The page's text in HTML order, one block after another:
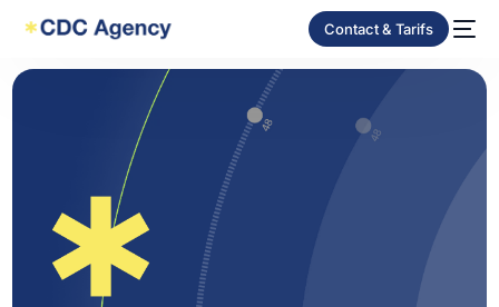
Contact & Tarifs